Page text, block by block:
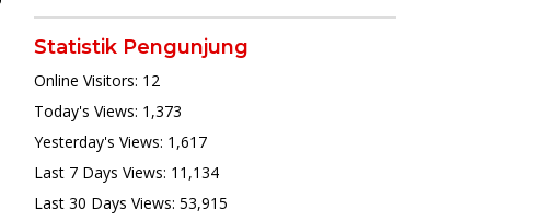
Statistik Pengunjung
Online Visitors: 12
Today's Views: 1,373
Yesterday's Views: 1,617
Last 7 Days Views: 11,134
Last 30 Days Views: 53,915